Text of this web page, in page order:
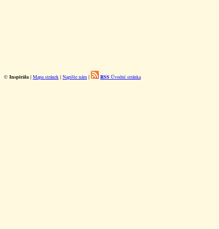
© Inspirála | Mapa stránek | Napište nám | RSS Úvodní stránka